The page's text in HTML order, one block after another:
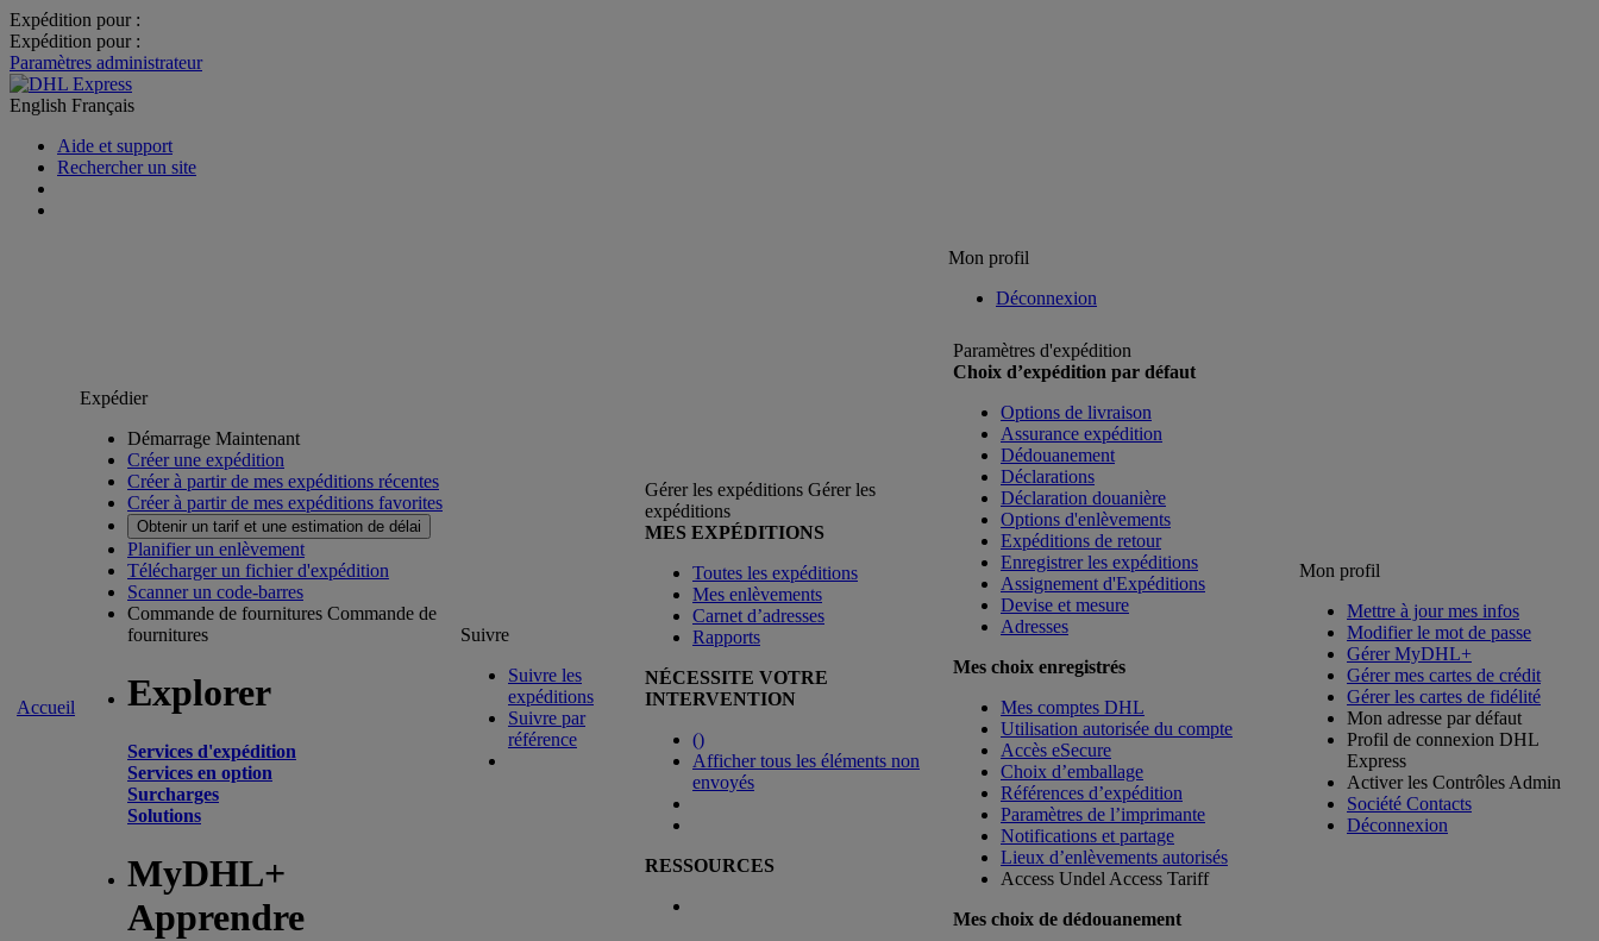
Expédition pour :
Expédition pour :
Paramètres administrateur
English Français
Aide et support
Rechercher un site
Mon profil
Déconnexion
Accueil
Expédier
Démarrage Maintenant
Créer une expédition
Créer à partir de mes expéditions récentes
Créer à partir de mes expéditions favorites
Obtenir un tarif et une estimation de délai
Planifier un enlèvement
Télécharger un fichier d'expédition
Scanner un code-barres
Commande de fournitures Commande de
fournitures
Explorer
Services d'expédition
Services en option
Surcharges
Solutions
MyDHL+
Apprendre
Suivre
Suivre les
expéditions
Suivre par
référence
Gérer les expéditions Gérer les
expéditions
MES EXPÉDITIONS
Toutes les expéditions
Mes enlèvements
Carnet d’adresses
Rapports
NÉCESSITE VOTRE
INTERVENTION
()
Afficher tous les éléments non
envoyés
RESSOURCES
Paramètres d'expédition
Choix d’expédition par défaut
Options de livraison
Assurance expédition
Dédouanement
Déclarations
Déclaration douanière
Options d'enlèvements
Expéditions de retour
Enregistrer les expéditions
Assignement d'Expéditions
Devise et mesure
Adresses
Mes choix enregistrés
Mes comptes DHL
Utilisation autorisée du compte
Accès eSecure
Choix d’emballage
Références d’expédition
Paramètres de l’imprimante
Notifications et partage
Lieux d’enlèvements autorisés
Access Undel Access Tariff
Mes choix de dédouanement
Mon profil
Mettre à jour mes infos
Modifier le mot de passe
Gérer MyDHL+
Gérer mes cartes de crédit
Gérer les cartes de fidélité
Mon adresse par défaut
Profil de connexion DHL
Express
Activer les Contrôles Admin
Société Contacts
Déconnexion